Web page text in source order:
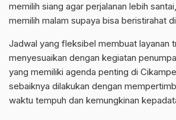
memilih siang agar perjalanan lebih
memilih malam supaya bisa beristirahat
Jadwal yang fleksibel membuat layanan
menyesuaikan dengan kegiatan
yang memiliki agenda penting di
sebaiknya dilakukan dengan
waktu tempuh dan kemungkinan